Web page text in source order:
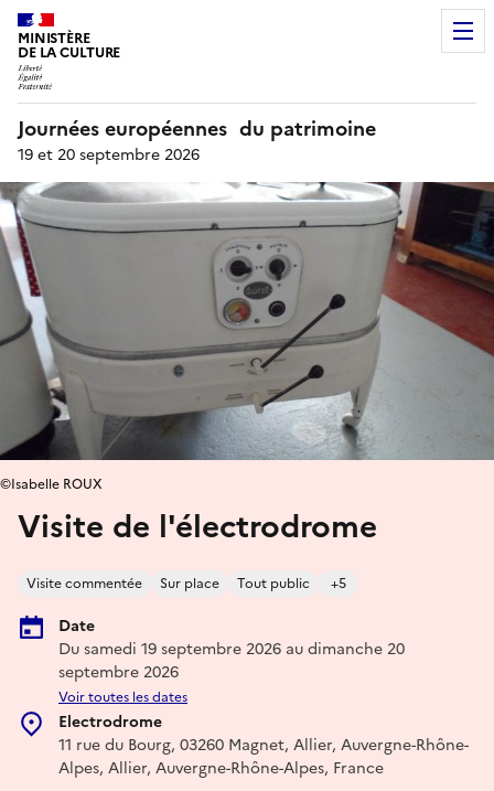
MINISTÈRE
DE LA CULTURE
Journées européennes du patrimoine
19 et 20 septembre 2026
Visite de l'électrodrome
Visite commentée Sur place Tout public +5
Date
Du samedi 19 septembre 2026 au dimanche 20
septembre 2026
Voir toutes les dates
Electrodrome
11 rue du Bourg, 03260 Magnet, Allier, Auvergne-Rhône-
Alpes, Allier, Auvergne-Rhône-Alpes, France
©Isabelle ROUX